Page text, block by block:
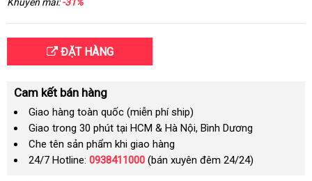
ĐẶT HÀNG
Cam kết bán hàng
Giao hàng toàn quốc (miễn phí ship)
Giao trong 30 phút tại HCM & Hà Nội, Bình Dương
Che tên sản phẩm khi giao hàng
24/7 Hotline: 0938411000 (bán xuyên đêm 24/24)